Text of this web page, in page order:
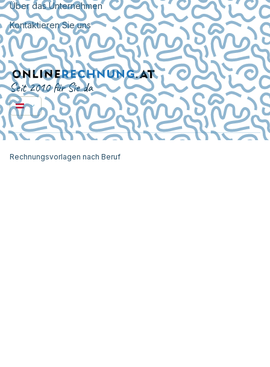
Über das Unternehmen
Kontaktieren Sie uns
Seit 2010 für Sie da
Rechnungsvorlagen nach Beruf